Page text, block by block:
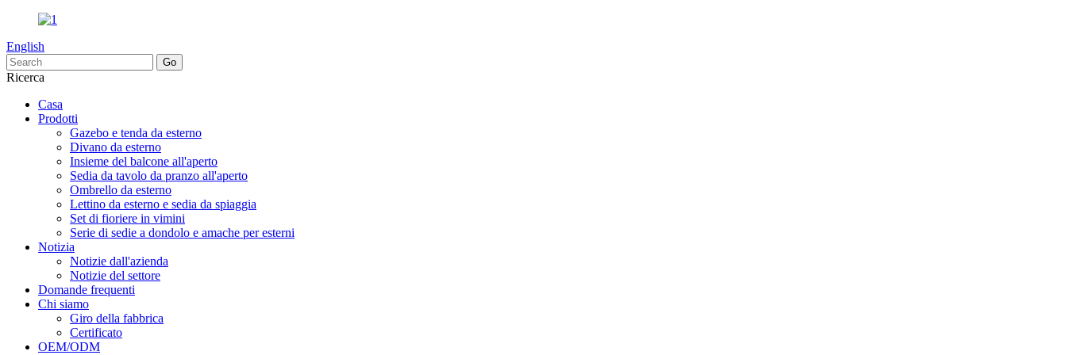
English
Ricerca
Casa
Prodotti
Gazebo e tenda da esterno
Divano da esterno
Insieme del balcone all'aperto
Sedia da tavolo da pranzo all'aperto
Ombrello da esterno
Lettino da esterno e sedia da spiaggia
Set di fioriere in vimini
Serie di sedie a dondolo e amache per esterni
Notizia
Notizie dall'azienda
Notizie del settore
Domande frequenti
Chi siamo
Giro della fabbrica
Certificato
OEM/ODM